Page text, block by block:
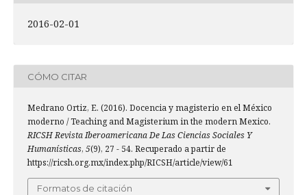
2016-02-01
CÓMO CITAR
Medrano Ortiz, E. (2016). Docencia y magisterio en el México
moderno / Teaching and Magisterium in the modern Mexico.
RICSH Revista Iberoamericana De Las Ciencias Sociales Y
Humanísticas, 5(9), 27 - 54. Recuperado a partir de
https://ricsh.org.mx/index.php/RICSH/article/view/61
Formatos de citación